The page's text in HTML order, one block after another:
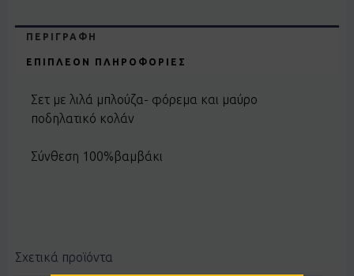
ΠΕΡΙΓΡΑΦΉ
ΕΠΙΠΛΈΟΝ ΠΛΗΡΟΦΟΡΊΕΣ
Σετ με λιλά μπλούζα- φόρεμα και μαύρο
ποδηλατικό κολάν
Σύνθεση 100%βαμβάκι
Σχετικά προϊόντα